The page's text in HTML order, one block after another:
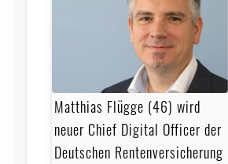
Matthias Flügge (46) wird
neuer Chief Digital Officer der
Deutschen Rentenversicherung